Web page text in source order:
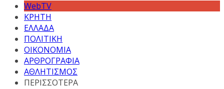
WebTV
ΚΡΗΤΗ
ΕΛΛΑΔΑ
ΠΟΛΙΤΙΚΗ
ΟΙΚΟΝΟΜΙΑ
ΑΡΘΡΟΓΡΑΦΙΑ
ΑΘΛΗΤΙΣΜΟΣ
ΠΕΡΙΣΣΟΤΕΡΑ